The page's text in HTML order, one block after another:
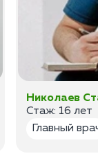
Николаев
Стаж: 16 лет
Главный